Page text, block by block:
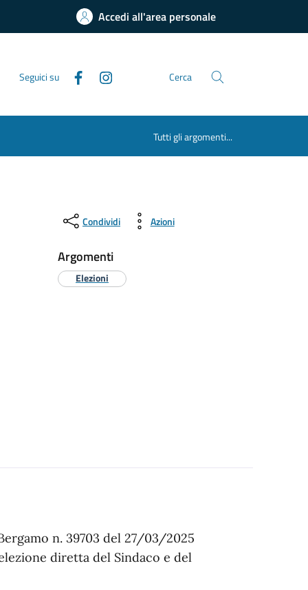
Accedi all'area personale
Seguici su Cerca
Tutti gli argomenti...
Condividi Azioni
Argomenti
Elezioni
n. 39703 del 27/03/2025
diretta del Sindaco e del